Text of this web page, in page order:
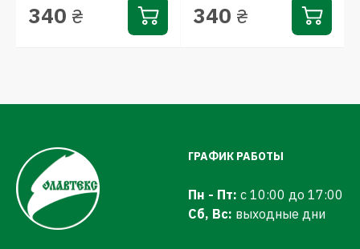
340 ₴ 340 ₴
ГРАФИК РАБОТЫ
Пн - Пт: с 10:00 до 17:00
Сб, Вс: выходные дни